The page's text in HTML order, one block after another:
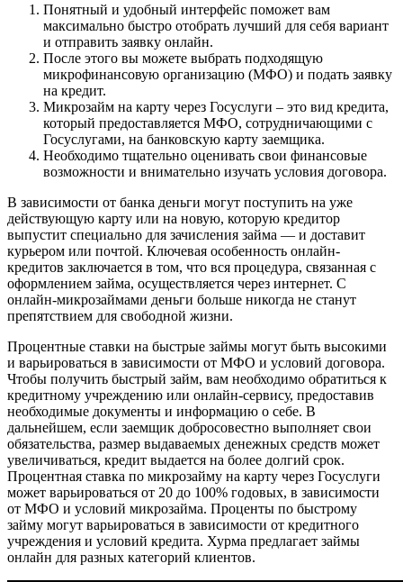
Понятный и удобный интерфейс поможет вам
максимально быстро отобрать лучший для себя вариант
и отправить заявку онлайн.
После этого вы можете выбрать подходящую
микрофинансовую организацию (МФО) и подать заявку
на кредит.
Микрозайм на карту через Госуслуги – это вид кредита,
который предоставляется МФО, сотрудничающими с
Госуслугами, на банковскую карту заемщика.
Необходимо тщательно оценивать свои финансовые
возможности и внимательно изучать условия договора.
В зависимости от банка деньги могут поступить на уже
действующую карту или на новую, которую кредитор
выпустит специально для зачисления займа — и доставит
курьером или почтой. Ключевая особенность онлайн-
кредитов заключается в том, что вся процедура, связанная с
оформлением займа, осуществляется через интернет. С
онлайн-микрозаймами деньги больше никогда не станут
препятствием для свободной жизни.
Процентные ставки на быстрые займы могут быть высокими
и варьироваться в зависимости от МФО и условий договора.
Чтобы получить быстрый займ, вам необходимо обратиться к
кредитному учреждению или онлайн-сервису, предоставив
необходимые документы и информацию о себе. В
дальнейшем, если заемщик добросовестно выполняет свои
обязательства, размер выдаваемых денежных средств может
увеличиваться, кредит выдается на более долгий срок.
Процентная ставка по микрозайму на карту через Госуслуги
может варьироваться от 20 до 100% годовых, в зависимости
от МФО и условий микрозайма. Проценты по быстрому
займу могут варьироваться в зависимости от кредитного
учреждения и условий кредита. Хурма предлагает займы
онлайн для разных категорий клиентов.